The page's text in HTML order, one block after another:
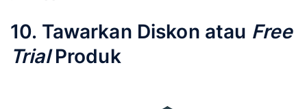
dapat mendorong pelanggan lebih percaya
pada produk yang Anda tawarkan.